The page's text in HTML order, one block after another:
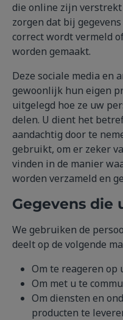
die online zijn
zorgen dat bij
correct wordt vermeld
worden gemaakt.
Deze sociale media en
gewoonlijk hun eigen
uitgelegd hoe ze uw
delen. U dient het
aandachtig door te
gebruikt, om er zeker
vinden in de manier
worden verzameld en
Gegevens die
We gebruiken de
deelt op de volgende
Om te reageren op
Om met u te
Om diensten en
producten te